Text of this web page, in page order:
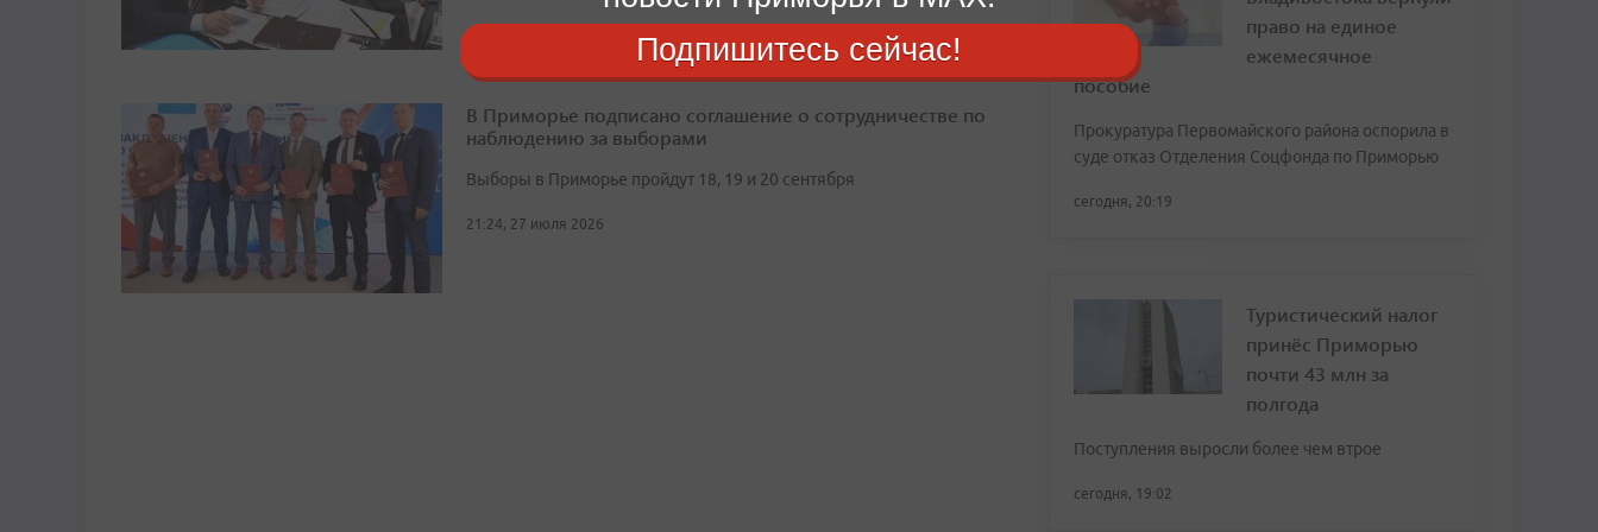
10:17, 28 июля 2026
В Приморье подписано соглашение о сотрудничестве по
наблюдению за выборами
Выборы в Приморье пройдут 18, 19 и 20 сентября
21:24, 27 июля 2026
право на единое
ежемесячное
пособие
Прокуратура Первомайского района оспорила в
суде отказ Отделения Соцфонда по Приморью
сегодня, 20:19
Туристический налог
принёс Приморью
почти 43 млн за
полгода
Поступления выросли более чем втрое
сегодня, 19:02
Подпишитесь сейчас!